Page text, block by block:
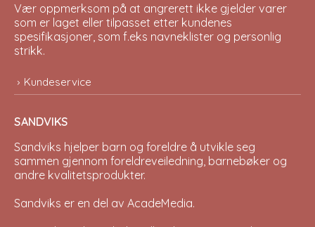
Vær oppmerksom på at angrerett ikke gjelder varer
som er laget eller tilpasset etter kundenes
spesifikasjoner, som f.eks navneklister og personlig
strikk.
Kundeservice
SANDVIKS
Sandviks hjelper barn og foreldre å utvikle seg
sammen gjennom foreldreveiledning, barnebøker og
andre kvalitetsprodukter.
Sandviks er en del av AcadeMedia.